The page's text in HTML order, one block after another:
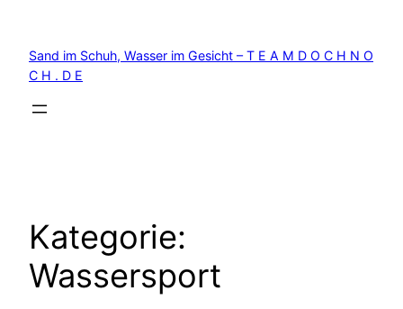
springen
Sand im Schuh, Wasser im Gesicht – T E A M D O C H N O
C H . D E
Kategorie:
Wassersport